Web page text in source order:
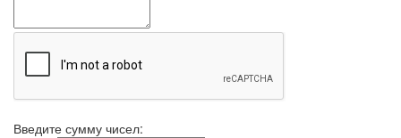
Введите сумму чисел: